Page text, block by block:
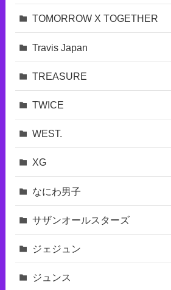
TOMORROW X TOGETHER
Travis Japan
TREASURE
TWICE
WEST.
XG
なにわ男子
サザンオールスターズ
ジェジュン
ジュンス